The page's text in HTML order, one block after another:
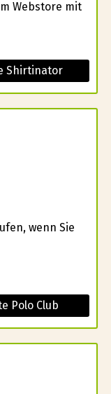
Webstore mit
Shirtinator
wenn Sie
Polo Club